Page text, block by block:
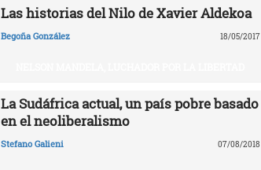
Las historias del Nilo de Xavier Aldekoa
Begoña González 18/05/2017
La Sudáfrica actual, un país pobre basado
en el neoliberalismo
Stefano Galieni 07/08/2018